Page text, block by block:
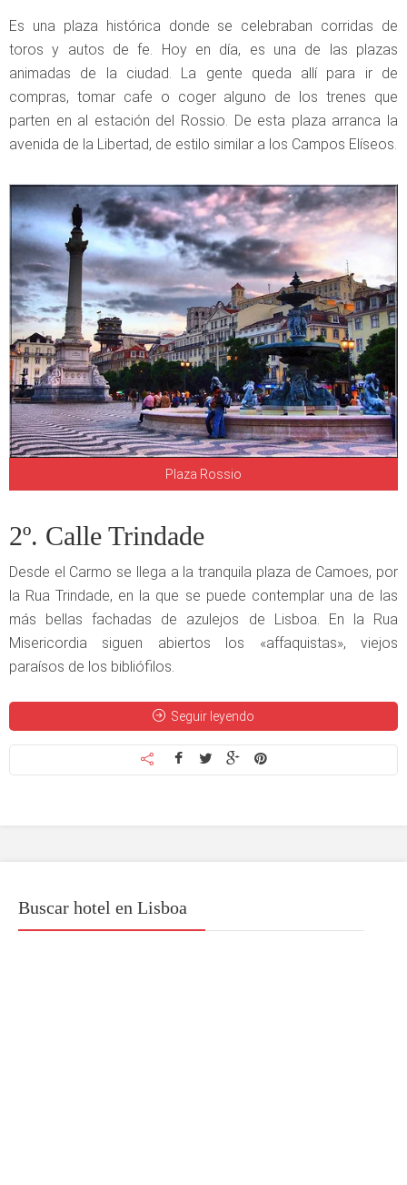
Es una plaza histórica donde se celebraban corridas de
toros y autos de fe. Hoy en día, es una de las plazas
animadas de la ciudad. La gente queda allí para ir de
compras, tomar cafe o coger alguno de los trenes que
parten en al estación del Rossio. De esta plaza arranca la
avenida de la Libertad, de estilo similar a los Campos Elíseos.
Plaza Rossio
2º. Calle Trindade
Desde el Carmo se llega a la tranquila plaza de Camoes, por
la Rua Trindade, en la que se puede contemplar una de las
más bellas fachadas de azulejos de Lisboa. En la Rua
Misericordia siguen abiertos los «affaquistas», viejos
paraísos de los bibliófilos.
Seguir leyendo
Buscar hotel en Lisboa